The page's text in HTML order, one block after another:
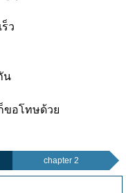
ว
น
ขอโทษด้วย
chapter 2